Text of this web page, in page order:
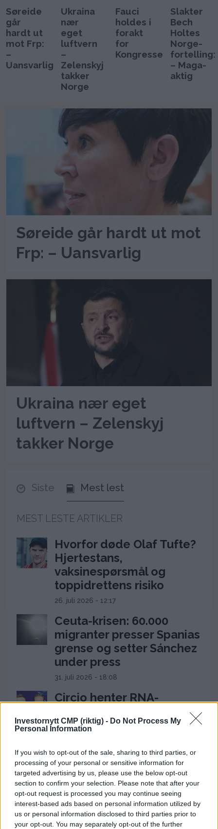
Investornytt CMP (riktig) - Do Not Process My
Personal Information
If you wish to opt-out of the sale, sharing to third parties, or
processing of your personal or sensitive information for
targeted advertising by us, please use the below opt-out
section to confirm your selection. Please note that after your
opt-out request is processed you may continue seeing
interest-based ads based on personal information utilized by
us or personal information disclosed to third parties prior to
your opt-out. You may separately opt-out of the further
Søreide
går
hardt ut
mot Frp:
–
Uansvarlig
Ukraina
nær
eget
luftvern
–
Zelenskyj
takker
Norge
Fauci
holdes i
forakt
for
Kongressen
Slakter
Bech
Holtes
Norge-
fortelling:
– Maga-
aktig
Søreide går hardt ut mot
Frp: – Uansvarlig
Ukraina nær eget
luftvern – Zelenskyj
takker Norge
Siste Mest lest
MEST LESTE ARTIKLER
Hvorfor døde Olaf Tufte?
Hjertestans,
vaksinespørsmål og
toppidrettens risiko
26. juli 2026 - 12:17
Ceuta-krisen: 60.000
migranter presser Spanias
grense og setter Sánchez
under press
31. juli 2026 - 18:08
Circio henter RNA-
klinisk satsing i genterapi
Snatched svarer Robert
Næss: Forsvarer
verdsettelse på 59,9
millioner
28. juli 2026 - 11:11